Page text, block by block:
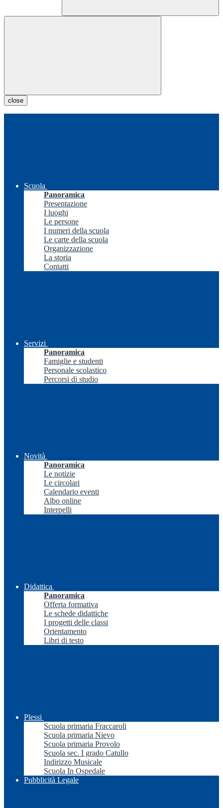
close
Scuola
Panoramica
Presentazione
I luoghi
Le persone
I numeri della scuola
Le carte della scuola
Organizzazione
La storia
Contatti
Servizi
Panoramica
Famiglie e studenti
Personale scolastico
Percorsi di studio
Novità
Panoramica
Le notizie
Le circolari
Calendario eventi
Albo online
Interpelli
Didattica
Panoramica
Offerta formativa
Le schede didattiche
I progetti delle classi
Orientamento
Libri di testo
Plessi
Scuola primaria Fraccaroli
Scuola primaria Nievo
Scuola primaria Provolo
Scuola sec. I grado Catullo
Indirizzo Musicale
Scuola In Ospedale
Pubblicità Legale